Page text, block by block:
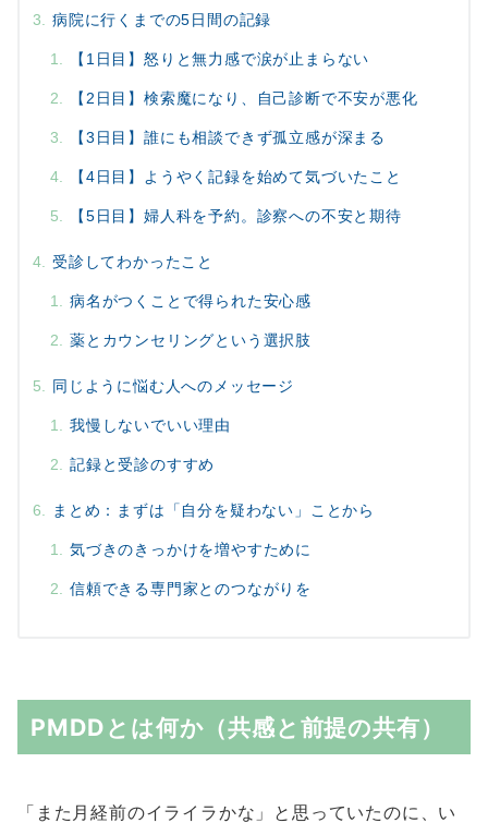
病院に行くまでの5日間の記録
【1日目】怒りと無力感で涙が止まらない
【2日目】検索魔になり、自己診断で不安が悪化
【3日目】誰にも相談できず孤立感が深まる
【4日目】ようやく記録を始めて気づいたこと
【5日目】婦人科を予約。診察への不安と期待
受診してわかったこと
病名がつくことで得られた安心感
薬とカウンセリングという選択肢
同じように悩む人へのメッセージ
我慢しないでいい理由
記録と受診のすすめ
まとめ：まずは「自分を疑わない」ことから
気づきのきっかけを増やすために
信頼できる専門家とのつながりを
PMDDとは何か（共感と前提の共有）
「また月経前のイライラかな」と思っていたのに、い